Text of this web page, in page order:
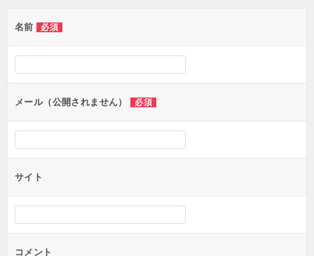
ー
シ
ン
名前 必須
メール（公開されません） 必須
サイト
コメント